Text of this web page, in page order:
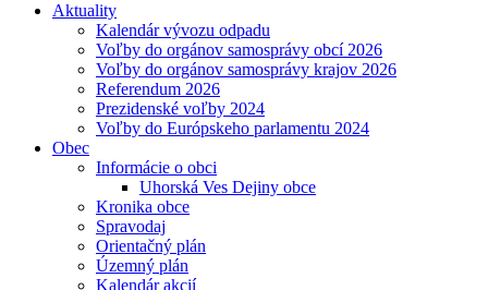
Aktuality
Kalendár vývozu odpadu
Voľby do orgánov samosprávy obcí 2026
Voľby do orgánov samosprávy krajov 2026
Referendum 2026
Prezidenské voľby 2024
Voľby do Európskeho parlamentu 2024
Obec
Informácie o obci
Uhorská Ves Dejiny obce
Kronika obce
Spravodaj
Orientačný plán
Územný plán
Kalendár akcií